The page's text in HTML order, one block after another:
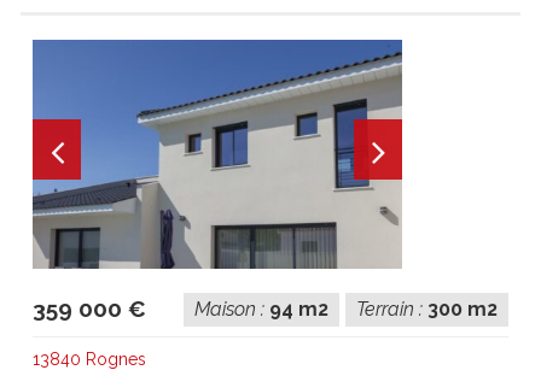
359 000 € Terrain : 300 m2
Maison : 94 m2
13840 Rognes